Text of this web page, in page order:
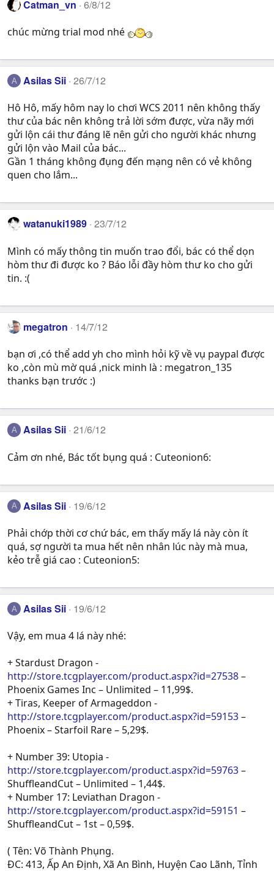
Catman_vn 6/8/12
chúc mừng trial mod nhé
A Asilas Sii 26/7/12
Hô Hô, mấy hôm nay lo chơi WCS 2011 nên không thấy
thư của bác nên không trả lời sớm được, vừa nãy mới
gửi lộn cái thư đáng lẽ nên gửi cho người khác nhưng
gửi lộn vào Mail của bác...
Gần 1 tháng không đụng đến mạng nên có vẻ không
quen cho lắm...
watanuki1989 23/7/12
Mình có mấy thông tin muốn trao đổi, bác có thể dọn
hòm thư đi được ko ? Báo lỗi đầy hòm thư ko cho gửi
tin. :(
megatron 14/7/12
bạn ơi ,có thể add yh cho mình hỏi kỹ về vụ paypal được
ko ,còn mù mờ quá ,nick minh là : megatron_135
thanks bạn trước :)
A Asilas Sii 21/6/12
Cảm ơn nhé, Bác tốt bụng quá : Cuteonion6:
A Asilas Sii 19/6/12
Phải chớp thời cơ chứ bác, em thấy mấy lá này còn ít
quá, sợ người ta mua hết nên nhân lúc này mà mua,
kẻo trễ giá cao : Cuteonion5:
A Asilas Sii 19/6/12
Vậy, em mua 4 lá này nhé:
+ Stardust Dragon -
http://store.tcgplayer.com/product.aspx?id=27538–
Phoenix Games Inc – Unlimited – 11,99$.
+ Tiras, Keeper of Armageddon -
http://store.tcgplayer.com/product.aspx?id=59153–
Phoenix – Starfoil Rare – 5,29$.
+ Number 39: Utopia -
http://store.tcgplayer.com/product.aspx?id=59763–
ShuffleandCut – Unlimited – 1,44$.
+ Number 17: Leviathan Dragon -
http://store.tcgplayer.com/product.aspx?id=59151 –
ShuffleandCut – 1st – 0,59$.
( Tên: Võ Thành Phụng.
ĐC: 413, Ấp An Định, Xã An Bình, Huyện Cao Lãnh, Tỉnh